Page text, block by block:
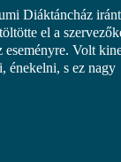
Diáktáncház
el a
eseményre. Volt
énekelni, s ez nagy